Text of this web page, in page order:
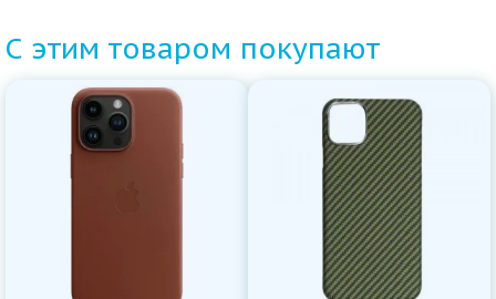
С этим товаром покупают